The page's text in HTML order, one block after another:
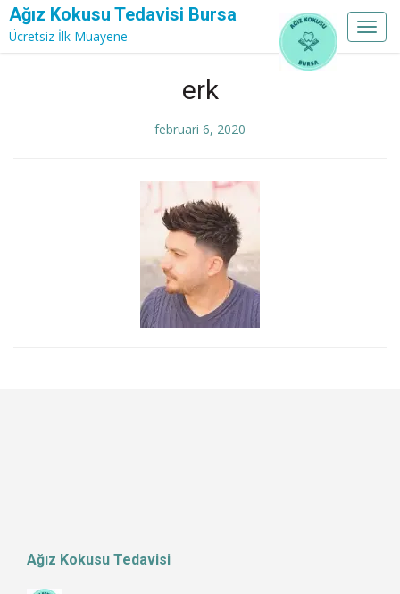
Ağız Kokusu Tedavisi Bursa
Ücretsiz İlk Muayene
erk
februari 6, 2020
Ağız Kokusu Tedavisi